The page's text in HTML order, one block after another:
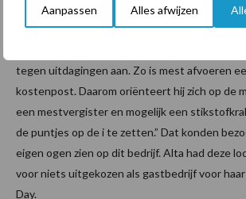
Aanpassen Alles afwijzen
Dijkstra heeft vooralsnog geen plannen om
tegen uitdagingen aan. Zo is mest afvoeren
kostenpost. Daarom oriënteert hij zich op de
een mestvergister en mogelijk een
de puntjes op de i te zetten.” Dat konden
eigen ogen zien op dit bedrijf. Alta had deze
voor niets uitgekozen als gastbedrijf voor
Day.